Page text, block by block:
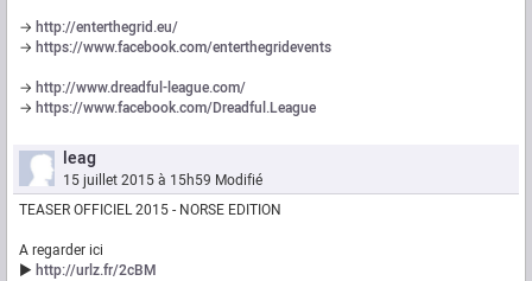
→ http://enterthegrid.eu/
→ https://www.facebook.com/enterthegridevents
→ http://www.dreadful-league.com/
→ https://www.facebook.com/Dreadful.League
leag
15 juillet 2015 à 15h59 Modifié
TEASER OFFICIEL 2015 - NORSE EDITION
A regarder ici
► http://urlz.fr/2cBM